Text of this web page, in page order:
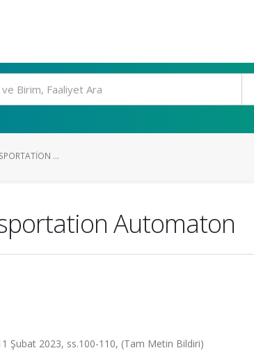
...
Automaton
Şubat 2023, ss.100-110, (Tam Metin Bildiri)